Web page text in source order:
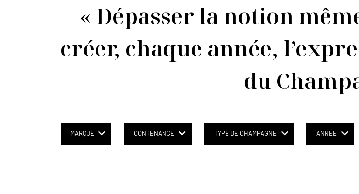
« Dépasser la notion
créer, chaque année,
du
MARQUE CONTENANCE TYPE DE CHAMPAGNE ANNÉE